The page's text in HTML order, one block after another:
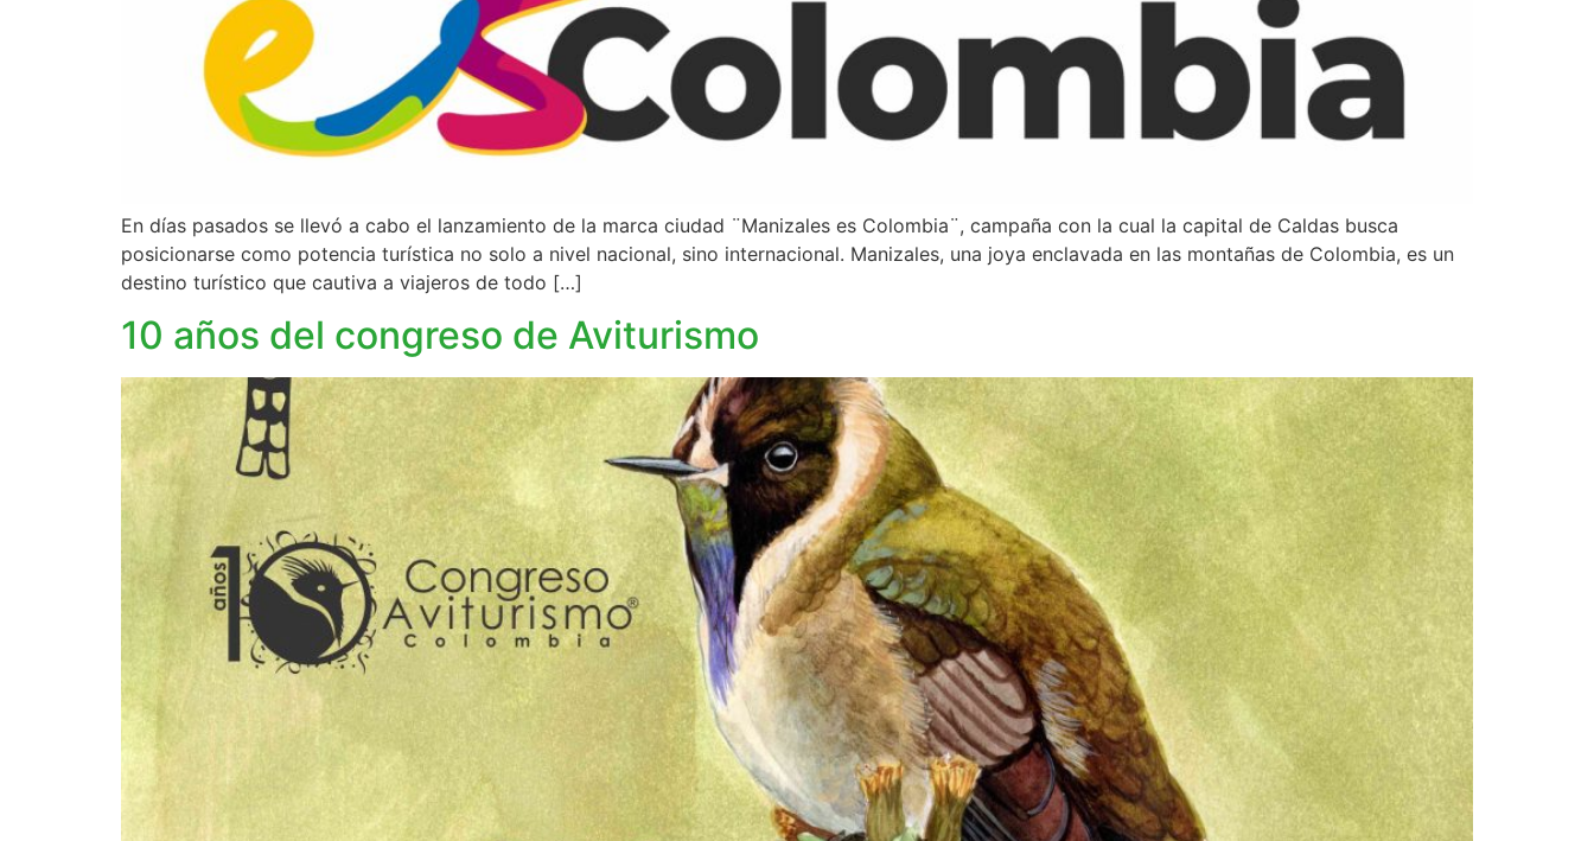
En días pasados se llevó a cabo el lanzamiento de la marca ciudad ¨Manizales es Colombia¨, campaña con la cual la capital de Caldas busca
posicionarse como potencia turística no solo a nivel nacional, sino internacional. Manizales, una joya enclavada en las montañas de Colombia, es un
destino turístico que cautiva a viajeros de todo […]
10 años del congreso de Aviturismo